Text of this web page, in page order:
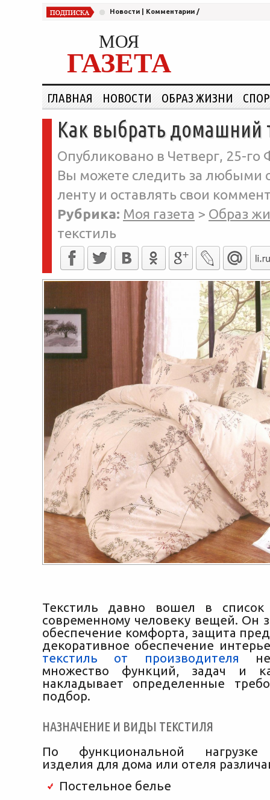
Новости Комментарии /
МОЯ
ГАЗЕТА
ГЛАВНАЯ НОВОСТИ ОБРАЗ ЖИЗНИ
Как выбрать домашний
Опубликовано в Четверг, 25-го
Вы можете следить за любыми
ленту и оставлять свои
Рубрика: Моя газета > Образ
текстиль
Текстиль давно вошел в список
современному человеку вещей. Он
обеспечение комфорта, защита
декоративное обеспечение
текстиль от производителя
множество функций, задач и
накладывает определенные
подбор.
НАЗНАЧЕНИЕ И ВИДЫ ТЕКСТИЛЯ
По функциональной нагрузке
изделия для дома или отеля
Постельное белье